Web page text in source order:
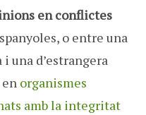
en conflictes
o entre una
una d’estrangera
en organismes
amb la integritat